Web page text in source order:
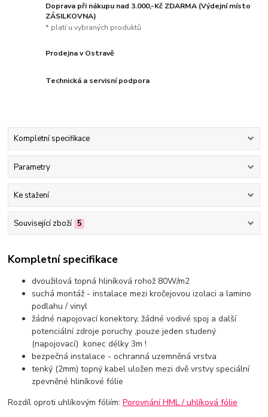
Doprava při nákupu nad 3.000,-Kč ZDARMA (Výdejní místo
ZÁSILKOVNA)
* platí u vybraných produktů
Prodejna v Ostravě
Technická a servisní podpora
Kompletní specifikace
Parametry
Ke stažení
Související zboží 5
Kompletní specifikace
dvoužilová topná hliníková rohož 80W/m2
suchá montáž - instalace mezi kročejovou izolaci a lamino
podlahu / vinyl
žádné napojovací konektory, žádné vodivé spoj a další
potenciální zdroje poruchy ,pouze jeden studený
(napojovací) konec délky 3m !
bezpečná instalace - ochranná uzemněná vrstva
tenký (2mm) topný kabel uložen mezi dvě vrstvy speciální
zpevněné hliníkové fólie
Rozdíl oproti uhlíkovým fóliím:Porovnání HML / uhlíková fólie